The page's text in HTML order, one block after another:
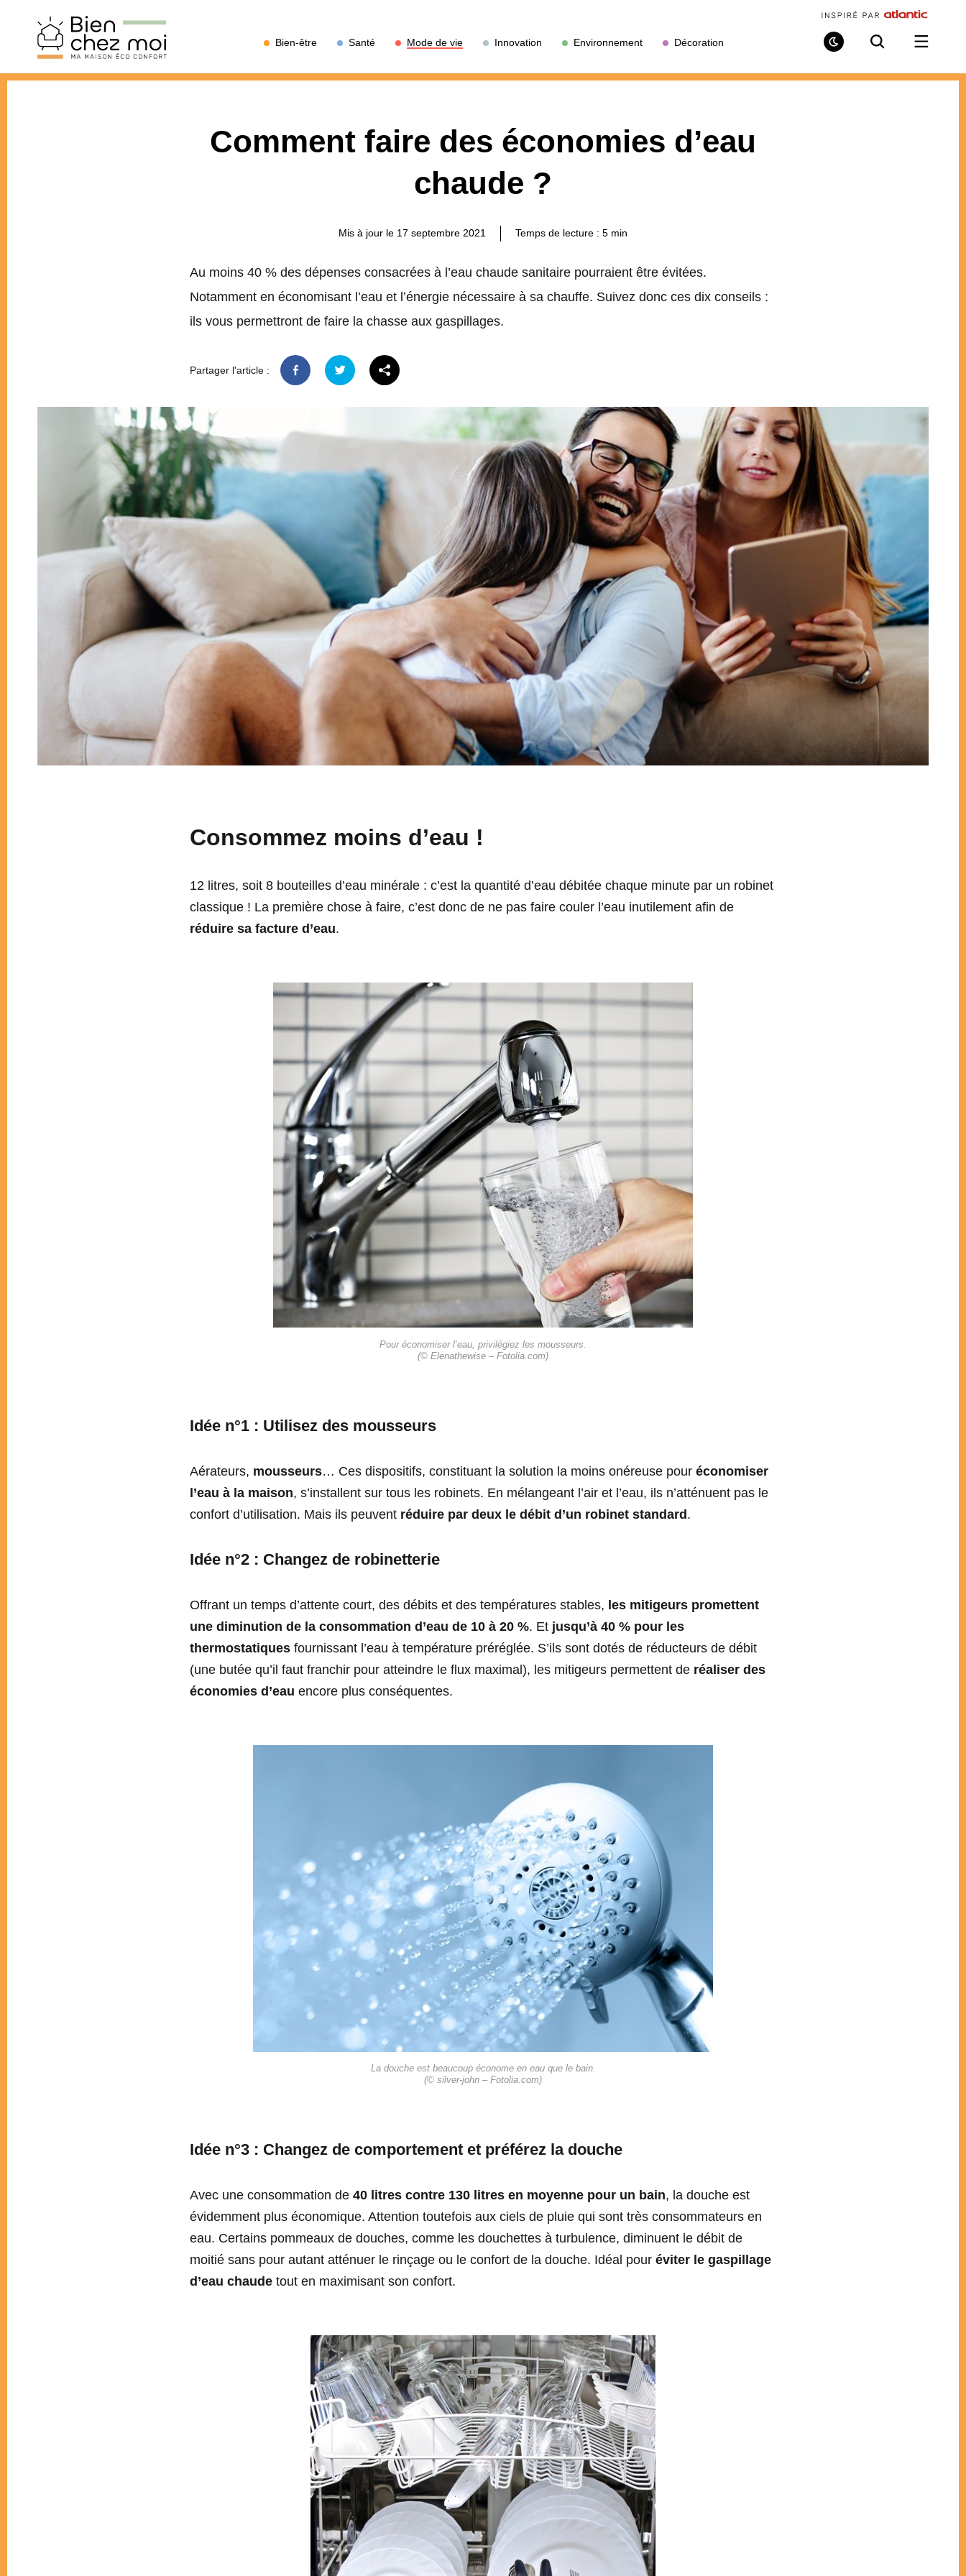
Bien-être Santé Mode de vie Innovation Environnement Décoration
Mode
RechercheOuvrir
le
Comment faire des économies d’eau
chaude ?
Mis à jour le 17 septembre 2021 Temps de lecture : 5 min
Au moins 40 % des dépenses consacrées à l’eau chaude sanitaire pourraient être évitées.
Notamment en économisant l’eau et l’énergie nécessaire à sa chauffe. Suivez donc ces dix conseils :
ils vous permettront de faire la chasse aux gaspillages.
Partager l'article :
Consommez moins d’eau !
12 litres, soit 8 bouteilles d’eau minérale : c’est la quantité d’eau débitée chaque minute par un robinet
classique ! La première chose à faire, c’est donc de ne pas faire couler l’eau inutilement afin de
réduire sa facture d’eau.
Pour économiser l’eau, privilégiez les mousseurs.
(© Elenathewise – Fotolia.com)
Idée n°1 : Utilisez des mousseurs
Aérateurs, mousseurs… Ces dispositifs, constituant la solution la moins onéreuse pour économiser
l’eau à la maison, s’installent sur tous les robinets. En mélangeant l’air et l’eau, ils n’atténuent pas le
confort d’utilisation. Mais ils peuvent réduire par deux le débit d’un robinet standard.
Idée n°2 : Changez de robinetterie
Offrant un temps d’attente court, des débits et des températures stables, les mitigeurs promettent
une diminution de la consommation d’eau de 10 à 20 %. Et jusqu’à 40 % pour les
thermostatiques fournissant l’eau à température préréglée. S’ils sont dotés de réducteurs de débit
(une butée qu’il faut franchir pour atteindre le flux maximal), les mitigeurs permettent de réaliser des
économies d’eau encore plus conséquentes.
La douche est beaucoup économe en eau que le bain.
(© silver-john – Fotolia.com)
Idée n°3 : Changez de comportement et préférez la douche
Avec une consommation de 40 litres contre 130 litres en moyenne pour un bain, la douche est
évidemment plus économique. Attention toutefois aux ciels de pluie qui sont très consommateurs en
eau. Certains pommeaux de douches, comme les douchettes à turbulence, diminuent le débit de
moitié sans pour autant atténuer le rinçage ou le confort de la douche. Idéal pour éviter le gaspillage
d’eau chaude tout en maximisant son confort.